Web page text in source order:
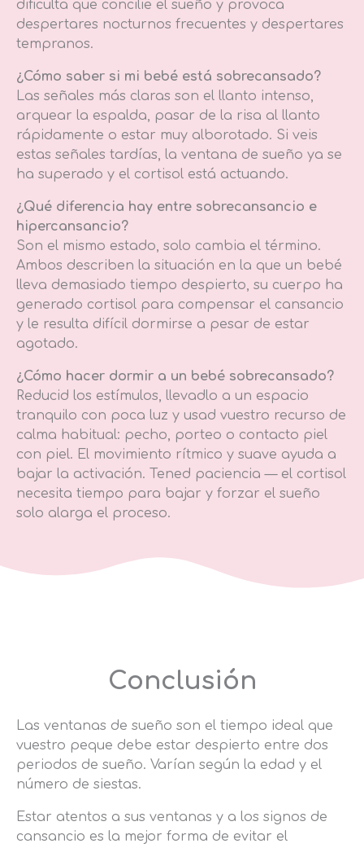
dificulta que concilie el sueño y provoca
despertares nocturnos frecuentes y despertares
tempranos.
¿Cómo saber si mi bebé está sobrecansado?
Las señales más claras son el llanto intenso,
arquear la espalda, pasar de la risa al llanto
rápidamente o estar muy alborotado. Si veis
estas señales tardías, la ventana de sueño ya se
ha superado y el cortisol está actuando.
¿Qué diferencia hay entre sobrecansancio e
hipercansancio?
Son el mismo estado, solo cambia el término.
Ambos describen la situación en la que un bebé
lleva demasiado tiempo despierto, su cuerpo ha
generado cortisol para compensar el cansancio
y le resulta difícil dormirse a pesar de estar
agotado.
¿Cómo hacer dormir a un bebé sobrecansado?
Reducid los estímulos, llevadlo a un espacio
tranquilo con poca luz y usad vuestro recurso de
calma habitual: pecho, porteo o contacto piel
con piel. El movimiento rítmico y suave ayuda a
bajar la activación. Tened paciencia — el cortisol
necesita tiempo para bajar y forzar el sueño
solo alarga el proceso.
Conclusión
Las ventanas de sueño son el tiempo ideal que
vuestro peque debe estar despierto entre dos
periodos de sueño. Varían según la edad y el
número de siestas.
Estar atentos a sus ventanas y a los signos de
cansancio es la mejor forma de evitar el